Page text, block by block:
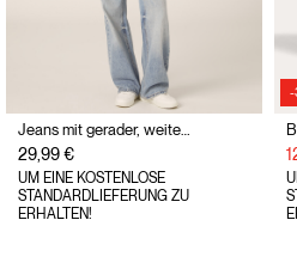
29,99 €
UM EINE KOSTENLOSE
STANDARDLIEFERUNG ZU
ERHALTEN!
-